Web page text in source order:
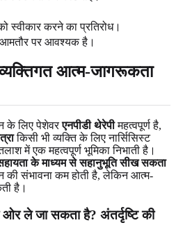
स्वीकार करने का प्रतिरोध।
पर आवश्यक है।
आत्म-जागरूकता
के लिए पेशेवरएनपीडी थेरेपीमहत्वपूर्ण है,
किसी भी व्यक्ति के लिए नार्सिसिस्ट
में एक महत्वपूर्ण भूमिका निभाती है।
के माध्यम से सहानुभूति सीख सकता
की संभावना कम होती है, लेकिन आत्म-
है।
ओर ले जा सकता है? अंतर्दृष्टि की